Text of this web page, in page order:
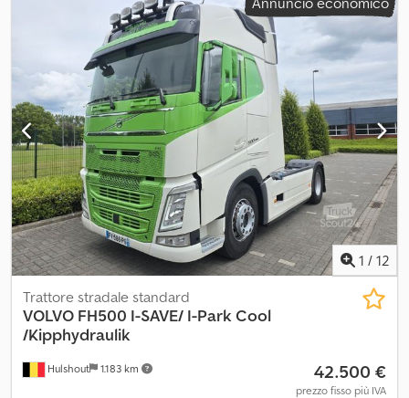
1 / 12
Hulshout 1.183 km
Trattore stradale standard
VOLVO FH500 I-SAVE/ I-Park Cool
/Kipphydraulik
42.500 €
prezzo fisso più IVA